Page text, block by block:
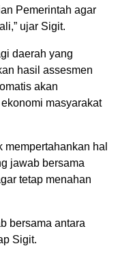
Pemerintah agar
ujar Sigit.
daerah yang
hasil assesmen
akan
masyarakat
hal
jawab bersama
tetap menahan
bersama antara
Sigit.